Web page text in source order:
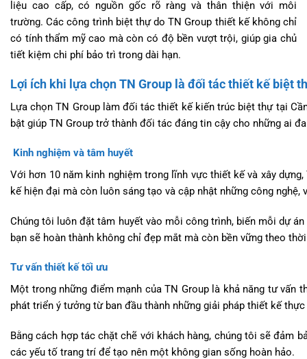
liệu cao cấp, có nguồn gốc rõ ràng và thân thiện với môi
trường. Các công trình biệt thự do TN Group thiết kế không chỉ
có tính thẩm mỹ cao mà còn có độ bền vượt trội, giúp gia chủ
tiết kiệm chi phí bảo trì trong dài hạn.
Lợi ích khi lựa chọn TN Group là đối tác thiết kế biệt
Lựa chọn TN Group làm đối tác thiết kế kiến trúc biệt thự tại
bật giúp TN Group trở thành đối tác đáng tin cậy cho những ai
Kinh nghiệm và tâm huyết
Với hơn 10 năm kinh nghiệm trong lĩnh vực thiết kế và xây
kế hiện đại mà còn luôn sáng tạo và cập nhật những công nghệ,
Chúng tôi luôn đặt tâm huyết vào mỗi công trình, biến mỗi dự
bạn sẽ hoàn thành không chỉ đẹp mắt mà còn bền vững theo
Tư vấn thiết kế tối ưu
Một trong những điểm mạnh của TN Group là khả năng tư vấn
phát triển ý tưởng từ ban đầu thành những giải pháp thiết kế
Bằng cách hợp tác chặt chẽ với khách hàng, chúng tôi sẽ đảm
các yếu tố trang trí để tạo nên một không gian sống hoàn hảo.